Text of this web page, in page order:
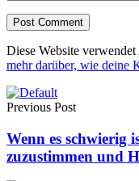
Diese Website
mehr darüber, wie deine
Previous Post
Wenn es schwierig
zuzustimmen und